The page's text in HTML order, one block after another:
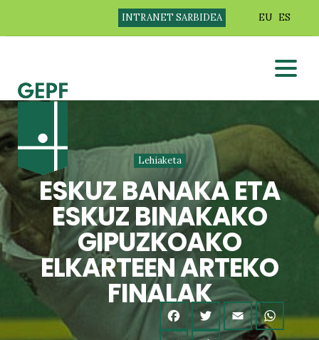
INTRANET SARBIDEA EU ES
Lehiaketa
ESKUZ BANAKA ETA
ESKUZ BINAKAKO
GIPUZKOAKO
ELKARTEEN ARTEKO
FINALAK